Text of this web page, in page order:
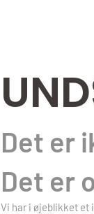
Det er
Det er
Vi har i øjeblikket et